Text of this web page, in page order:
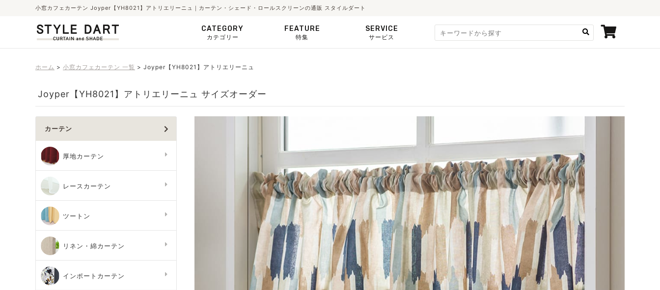
小窓カフェカーテン Joyper【YH8021】アトリエリーニュ｜カーテン・シェード・ロールスクリーンの通販 スタイルダート
CATEGORY
カテゴリー
FEATURE
特集
SERVICE
サービス
ホーム 小窓カフェカーテン 一覧 Joyper【YH8021】アトリエリーニュ
Joyper【YH8021】アトリエリーニュ サイズオーダー
カーテン
厚地カーテン
レースカーテン
ツートン
リネン・綿カーテン
インポートカーテン